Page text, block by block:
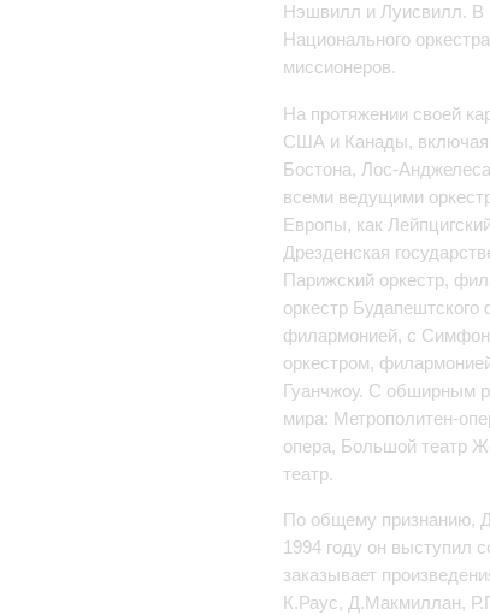
Нэшвилл и Луисвилл. В
Национального
миссионеров.
На протяжении своей
США и Канады, включая
Бостона, Лос-
всеми ведущими
Европы, как
Дрезденская
Парижский оркестр,
оркестр
филармонией, с
оркестром,
Гуанчжоу. C обширным
мира: Метрополитен-
опера, Большой театр
театр.
По общему признанию,
1994 году он выступил
заказывает
К.Раус, Д.Макмиллан,